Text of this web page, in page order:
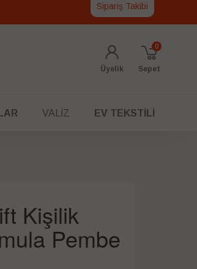
Sipariş Takibi
Üyelik Sepet
0
VALIZ EV TEKSTILI
Kişilik
Pembe